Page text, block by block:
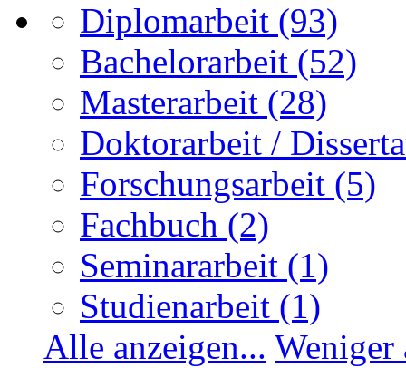
Diplomarbeit (93)
Bachelorarbeit (52)
Masterarbeit (28)
Doktorarbeit /
Forschungsarbeit (5)
Fachbuch (2)
Seminararbeit (1)
Studienarbeit (1)
Alle anzeigen... Weniger